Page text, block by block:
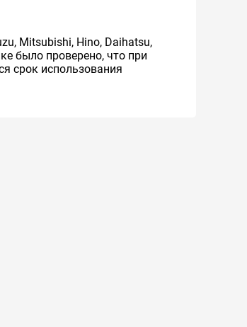
Mitsubishi, Hino, Daihatsu,
было проверено, что при
срок использования